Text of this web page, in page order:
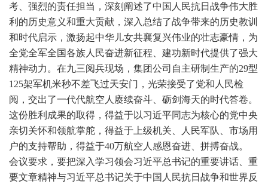
考、强烈的责任担当，深刻阐述了中国人民抗日战争伟大胜
利的历史意义和重大贡献，深入总结了战争带来的历史教训
和时代启示，激扬起中华儿女共襄复兴伟业的壮志豪情，为
全党全军全国各族人民奋进新征程、建功新时代提供了强大
精神动力。在九三阅兵现场，集团公司自主研制生产的29型
125架军机米秒不差飞过天安门，光荣接受了党和人民检
阅，交出了一代代航空人赓续奋斗、砺剑海天的时代答卷。
这份胜利成果的取得，得益于以习近平同志为核心的党中央
亲切关怀和领航掌舵，得益于上级机关、人民军队、市场用
户的支持帮助，得益于40万航空人感恩奋进、拼搏奋战。
会议要求，要把深入学习领会习近平总书记的重要讲话、重
要文章精神与习近平总书记关于中国人民抗日战争和世界反